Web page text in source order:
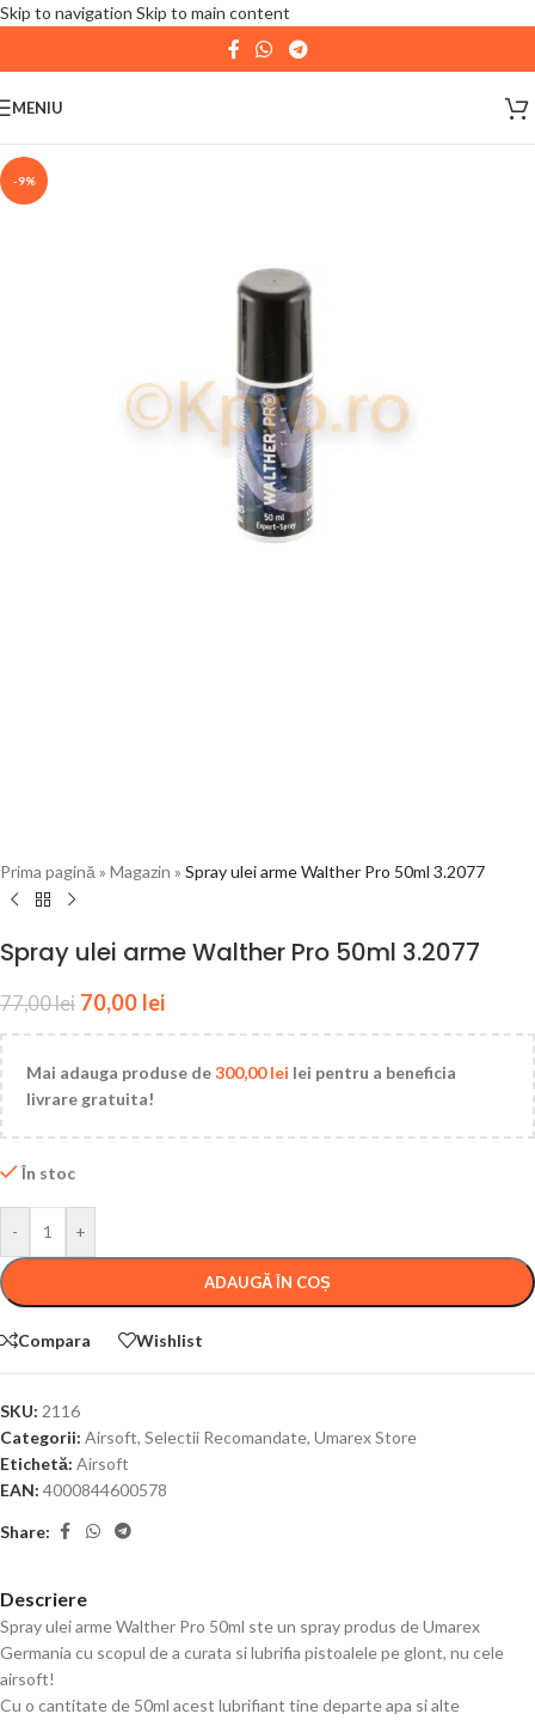
Skip to navigation Skip to main content
| 📦 Program livrari|In perioada11 August - 18
August,
MENIU
-9%
Prima pagină » Magazin » Spray ulei arme Walther Pro 50ml 3.2077
Spray ulei arme Walther Pro 50ml 3.2077
77,00lei 70,00 lei
Mai adauga produse de300,00lei lei pentru a beneficia
livrare gratuita!
În stoc
- +
ADAUGĂ ÎN COȘ
Compara Wishlist
SKU: 2116
Categorii: Airsoft, Selectii Recomandate, Umarex Store
Etichetă: Airsoft
EAN: 4000844600578
Share:
Descriere
Spray ulei arme Walther Pro 50ml ste un spray produs de Umarex
Germania cu scopul de a curata si lubrifia pistoalele pe glont, nu cele
airsoft!
Cu o cantitate de 50ml acest lubrifiant tine departe apa si alte